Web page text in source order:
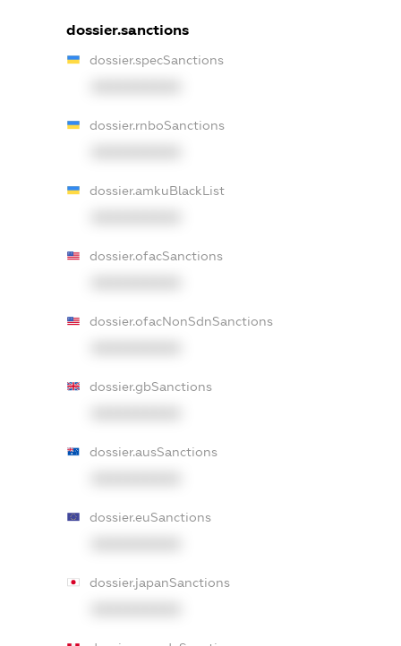
dossier.sanctions
dossier.specSanctions
dossier.rnboSanctions
dossier.amkuBlackList
dossier.ofacSanctions
dossier.ofacNonSdnSanctions
dossier.gbSanctions
dossier.ausSanctions
dossier.euSanctions
dossier.japanSanctions